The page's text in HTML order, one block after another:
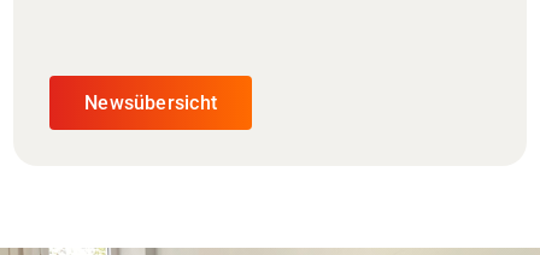
Newsübersicht